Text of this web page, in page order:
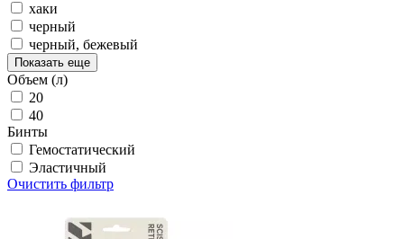
хаки
черный
черный, бежевый
Показать еще
Объем (л)
20
40
Бинты
Гемостатический
Эластичный
Очистить фильтр